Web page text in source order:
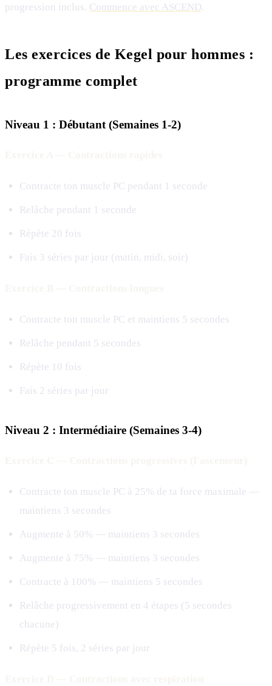
progression inclus. Commence avec ASCEND.
Les exercices de Kegel pour hommes :
programme complet
Niveau 1 : Débutant (Semaines 1-2)
Contracte ton muscle PC pendant 1 seconde
Relâche pendant 1 seconde
Répète 20 fois
Fais 3 séries par jour (matin, midi, soir)
Contracte ton muscle PC et maintiens 5 secondes
Relâche pendant 5 secondes
Répète 10 fois
Fais 2 séries par jour
Niveau 2 : Intermédiaire (Semaines 3-4)
Contracte ton muscle PC à 25% de ta force maximale —
maintiens 3 secondes
Augmente à 50% — maintiens 3 secondes
Augmente à 75% — maintiens 3 secondes
Contracte à 100% — maintiens 5 secondes
Relâche progressivement en 4 étapes (5 secondes
chacune)
Répète 5 fois, 2 séries par jour